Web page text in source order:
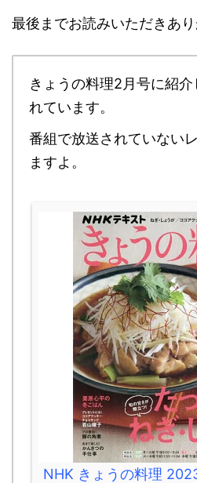
最後までお読みいただきあり
きょうの料理2月号に紹
れています。
番組で放送されていない
ますよ。
NHK きょうの料理